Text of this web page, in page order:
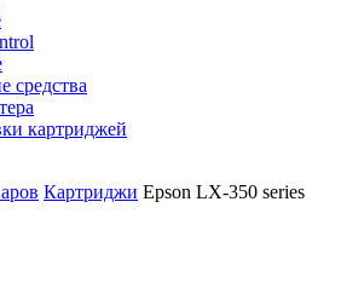
средства
картриджей
Картриджи Epson LX-350 series